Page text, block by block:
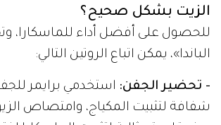
الزيت بشكل صحيح؟
للحصول على أفضل أداء للماسكارا،
الباندا»، يمكن اتباع الروتين التالي:
- تحضير الجفن: استخدمي برايمر
شفافة لتثبيت المكياج، وامتصاص